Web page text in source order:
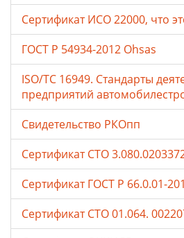
Сертификат ИСО 22000, что
ГОСТ Р 54934-2012 Ohsas
ISO/TC 16949. Стандарты
предприятий
Свидетельство РКОпп
Сертификат СТО
Сертификат ГОСТ Р 66.0.01-
Сертификат СТО 01.064.